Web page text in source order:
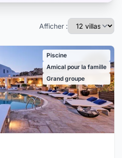
Afficher :
Piscine
Amical pour la famille
Grand groupe